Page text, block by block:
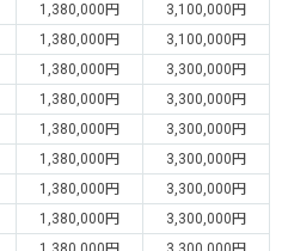
1,380,000円
3,100,000円
1,380,000円
3,100,000円
1,380,000円
3,300,000円
1,380,000円
3,300,000円
1,380,000円
3,300,000円
1,380,000円
3,300,000円
1,380,000円
3,300,000円
1,380,000円
3,300,000円